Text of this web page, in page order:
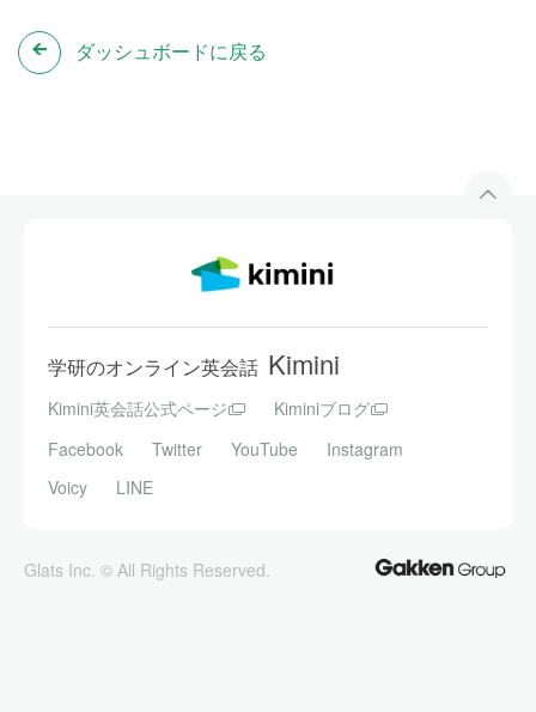
ダッシュボードに戻る
学研のオンライン英会話 Kimini
Kimini英会話公式ページ
Kiminiブログ
Facebook
Twitter YouTube
Instagram
Voicy
LINE
Glats Inc. © All Rights Reserved.